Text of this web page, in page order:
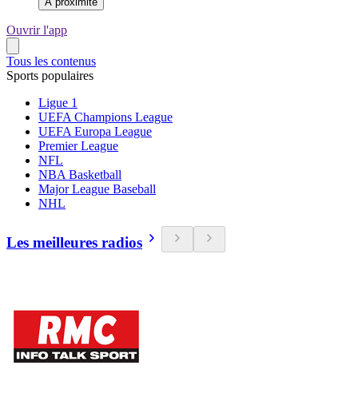
Ouvrir l'app
Tous les contenus
Sports populaires
Ligue 1
UEFA Champions League
UEFA Europa League
Premier League
NFL
NBA Basketball
Major League Baseball
NHL
Les meilleures radios